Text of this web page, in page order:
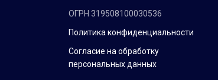
ОГРН 319508100030536
Политика конфиденциальности
Согласие на обработку
персональных данных